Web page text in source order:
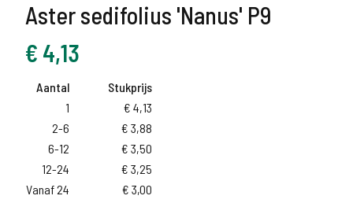
Aster sedifolius 'Nanus' P9
€ 4,13
Aantal
Stukprijs
1
€ 4,13
2-6
€ 3,88
6-12
€ 3,50
12-24
€ 3,25
Vanaf 24
€ 3,00